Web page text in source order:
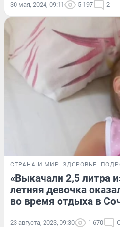
30 мая, 2024, 09:11 5 197 2
СТРАНА И МИР ЗДОРОВЬЕ
«Выкачали 2,5 литра
летняя девочка
во время отдыха в
23 августа, 2023, 09:30 1 670